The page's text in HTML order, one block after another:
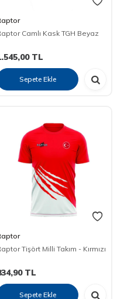
Camlı Kask TGH Beyaz
TL
Sepete Ekle
Tişört Milli Takım - Kırmızı
TL
Sepete Ekle